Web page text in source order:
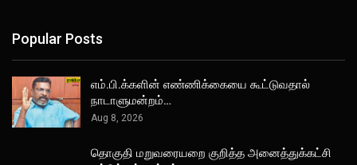
Popular Posts
எம்.பி.க்களின் எண்ணிக்கையை கூட்டுவதால்
நாடாளுமன்றம்…
Aug 8, 2026
தொகுதி மறுவரையறை குறித்த அனைத்துக்கட்சி